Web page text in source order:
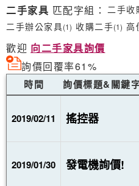
二手家具 匹配字組： 二手收
二手辦公家具(1) 收購二手(1) 高
歡迎 向二手家具詢價
詢價回覆率61%
時間 詢價標題&關鍵
2019/02/11 搖控器
2019/01/30 發電機詢價!